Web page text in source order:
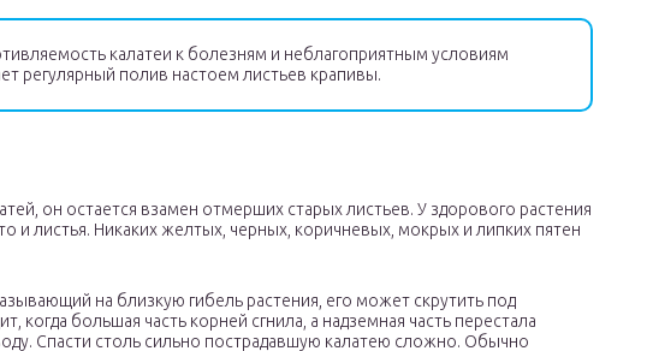
калатеи к болезням и неблагоприятным условиям
регулярный полив настоем листьев крапивы.
он остается взамен отмерших старых листьев. У здорового растения
и листья. Никаких желтых, черных, коричневых, мокрых и липких пятен
на близкую гибель растения, его может скрутить под
когда большая часть корней сгнила, а надземная часть перестала
Спасти столь сильно пострадавшую калатею сложно. Обычно